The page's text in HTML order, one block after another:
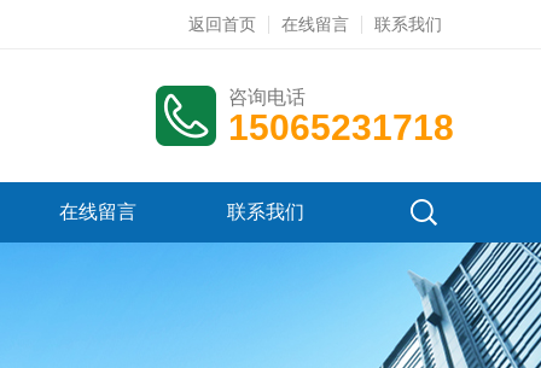
返回首页 在线留言 联系我们
咨询电话
15065231718
在线留言 联系我们